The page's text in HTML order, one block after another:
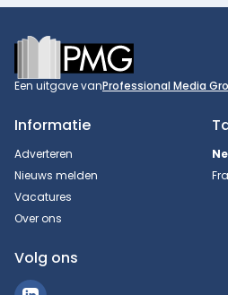
Footer
Een uitgave vanProfessional Media
Informatie
Adverteren
Nieuws melden
Vacatures
Over ons
Volg ons